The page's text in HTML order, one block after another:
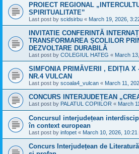
PROIECT REGIONAL
SPIRITUALITATE”
Last post by scidsirbu « March 19, 2026,
INVITATIE CONFERINTĂ
TRANSFORMAREA ȘCOLILOR
DEZVOLTARE DURABILĂ
Last post by COLEGIUL HATEG « March
SIMFONIA PRIMĂVERII , EDIȚIA X
NR.4 VULCAN
Last post by scoala4_vulcan « March 11,
CONCURS INTERJUDEȚEAN
Last post by PALATUL COPIILOR « March
Concursul interjudețean
în context european
Last post by infopet « March 10, 2026, 10:21
Concurs Interjudețean de